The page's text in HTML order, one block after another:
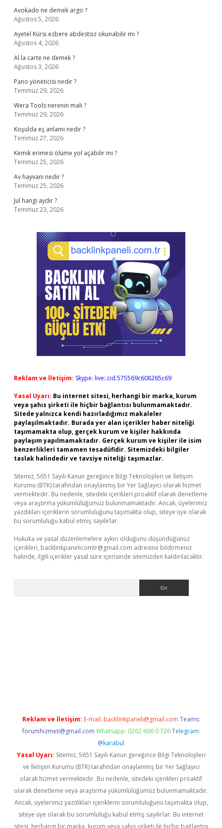
Avokado ne demek argo ?
Ağustos 5, 2026
Ayetel Kürsi ezbere abdestsiz okunabilir mi ?
Ağustos 4, 2026
Al la carte ne demek ?
Ağustos 3, 2026
Pano yöneticisi nedir ?
Temmuz 29, 2026
Wera Tools nerenin malı ?
Temmuz 29, 2026
Koşulda eş anlamı nedir ?
Temmuz 27, 2026
Kemik erimesi ölüme yol açabilir mi ?
Temmuz 25, 2026
Av hayvanı nedir ?
Temmuz 25, 2026
Jul hangi aydır ?
Temmuz 23, 2026
Reklam ve İletişim: Skype: live:.cid.575569c608265c69
Yasal Uyarı: Bu internet sitesi, herhangi bir marka, kurum
veya şahıs şirketi ile hiçbir bağlantısı bulunmamaktadır.
Sitede yalnızca kendi hazırladığımız makaleler
paylaşılmaktadır. Burada yer alan içerikler haber niteliği
taşımamakta olup, gerçek kurum ve kişiler hakkında
paylaşım yapılmamaktadır. Gerçek kurum ve kişiler ile isim
benzerlikleri tamamen tesadüfidir. Sitemizdeki bilgiler
taslak halindedir ve tavsiye niteliği taşımazlar.
Sitemiz, 5651 Sayılı Kanun gereğince Bilgi Teknolojileri ve İletişim
Kurumu (BTK) tarafından onaylanmış bir Yer Sağlayıcı olarak hizmet
vermektedir. Bu nedenle, sitedeki içerikleri proaktif olarak denetleme
veya araştırma yükümlülüğümüz bulunmamaktadır. Ancak, üyelerimiz
yazdıkları içeriklerin sorumluluğunu taşımakta olup, siteye üye olarak
bu sorumluluğu kabul etmiş sayılırlar.
Hukuka ve yasal düzenlemelere aykırı olduğunu düşündüğünüz
içerikleri, backlinkpanelicomtr@gmail.com adresine bildirmeniz
halinde, ilgili içerikler yasal süre içerisinde sitemizden kaldırılacaktır.
Reklam ve İletişim: E-mail: backlinkpaneli@gmail.com Teams:
forumhizmeti@gmail.com Whatsapp: 0262 606 0 726 Telegram:
@karabul
Yasal Uyarı: Sitemiz, 5651 Sayılı Kanun gereğince Bilgi Teknolojileri
ve İletişim Kurumu (BTK) tarafından onaylanmış bir Yer Sağlayıcı
olarak hizmet vermektedir. Bu nedenle, sitedeki içerikleri proaktif
olarak denetleme veya araştırma yükümlülüğümüz bulunmamaktadır.
Ancak, üyelerimiz yazdıkları içeriklerin sorumluluğunu taşımakta olup,
siteye üye olarak bu sorumluluğu kabul etmiş sayılırlar. Bu internet
sitesi, herhangi bir marka, kurum veya şahıs şirketi ile hiçbir bağlantısı